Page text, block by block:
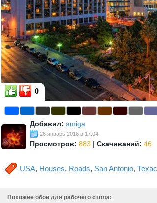
USA, Houses, Roads, San Antonio, Техас
Добавил: amiga
26 январь 2016 в 17:04
Просмотров: 883 | Скачиваний: 46
0
Похожие обои для рабочего стола: